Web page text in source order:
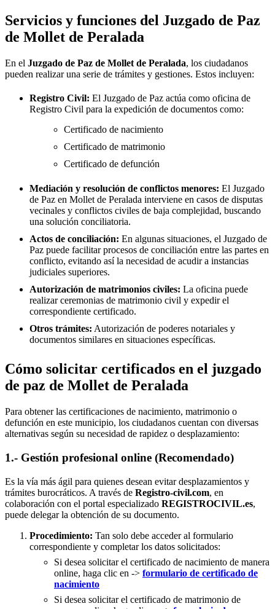
Servicios y funciones del Juzgado de Paz
de Mollet de Peralada
En el Juzgado de Paz de Mollet de Peralada, los ciudadanos
pueden realizar una serie de trámites y gestiones. Estos incluyen:
Registro Civil: El Juzgado de Paz actúa como oficina de
Registro Civil para la expedición de documentos como:
Certificado de nacimiento
Certificado de matrimonio
Certificado de defunción
Mediación y resolución de conflictos menores: El Juzgado
de Paz en Mollet de Peralada interviene en casos de disputas
vecinales y conflictos civiles de baja complejidad, buscando
una solución conciliatoria.
Actos de conciliación: En algunas situaciones, el Juzgado de
Paz puede facilitar procesos de conciliación entre las partes en
conflicto, evitando así la necesidad de acudir a instancias
judiciales superiores.
Autorización de matrimonios civiles: La oficina puede
realizar ceremonias de matrimonio civil y expedir el
correspondiente certificado.
Otros trámites: Autorización de poderes notariales y
documentos similares en situaciones específicas.
Cómo solicitar certificados en el juzgado
de paz de Mollet de Peralada
Para obtener las certificaciones de nacimiento, matrimonio o
defunción en este municipio, los ciudadanos cuentan con diversas
alternativas según su necesidad de rapidez o desplazamiento:
1.- Gestión profesional online (Recomendado)
Es la vía más ágil para quienes desean evitar desplazamientos y
trámites burocráticos. A través de Registro-civil.com, en
colaboración con el portal especializado REGISTROCIVIL.es,
puede delegar la obtención de su documento.
Procedimiento: Tan solo debe acceder al formulario
correspondiente y completar los datos solicitados:
Si desea solicitar el certificado de nacimiento de manera
online, haga clic en -> formulario de certificado de
nacimiento
Si desea solicitar el certificado de matrimonio de